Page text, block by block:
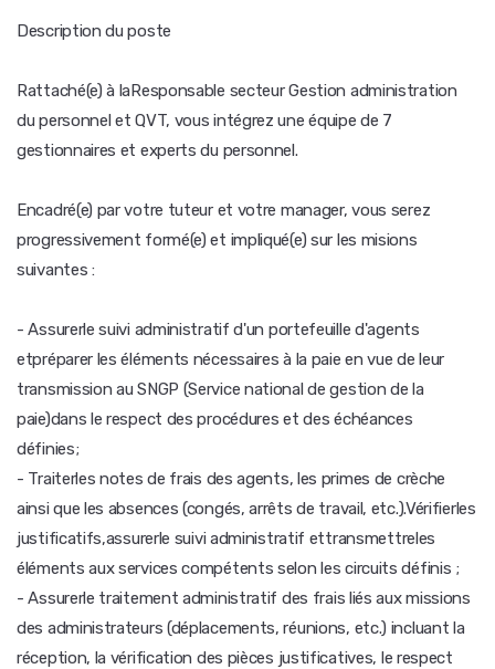
Description du poste
Rattaché(e) à laResponsable secteur Gestion administration
du personnel et QVT, vous intégrez une équipe de 7
gestionnaires et experts du personnel.
Encadré(e) par votre tuteur et votre manager, vous serez
progressivement formé(e) et impliqué(e) sur les misions
suivantes :
- Assurerle suivi administratif d'un portefeuille d'agents
etpréparer les éléments nécessaires à la paie en vue de leur
transmission au SNGP (Service national de gestion de la
paie)dans le respect des procédures et des échéances
définies;
- Traiterles notes de frais des agents, les primes de crèche
ainsi que les absences (congés, arrêts de travail, etc.).Vérifierles
justificatifs,assurerle suivi administratif ettransmettreles
éléments aux services compétents selon les circuits définis ;
- Assurerle traitement administratif des frais liés aux missions
des administrateurs (déplacements, réunions, etc.) incluant la
réception, la vérification des pièces justificatives, le respect